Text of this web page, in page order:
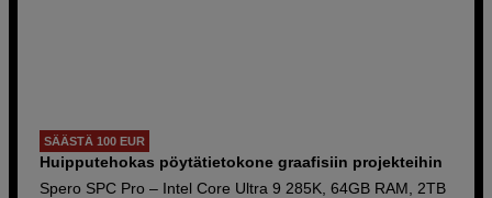
SÄÄSTÄ 100 EUR
Huipputehokas pöytätietokone graafisiin projekteihin
Spero SPC Pro – Intel Core Ultra 9 285K, 64GB RAM, 2TB